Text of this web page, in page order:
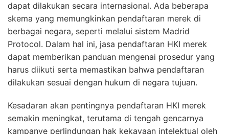
dapat dilakukan secara internasional. Ada beberapa
skema yang memungkinkan pendaftaran merek di
berbagai negara, seperti melalui sistem Madrid
Protocol. Dalam hal ini, jasa pendaftaran HKI merek
dapat memberikan panduan mengenai prosedur yang
harus diikuti serta memastikan bahwa pendaftaran
dilakukan sesuai dengan hukum di negara tujuan.
Kesadaran akan pentingnya pendaftaran HKI merek
semakin meningkat, terutama di tengah gencarnya
kampanye perlindungan hak kekayaan intelektual oleh